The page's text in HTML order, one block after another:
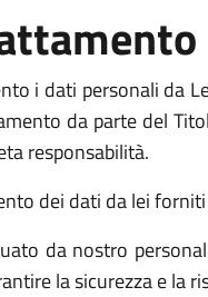
i dati personali
da parte del
responsabilità.
dei dati da lei
da nostro
la sicurezza e la